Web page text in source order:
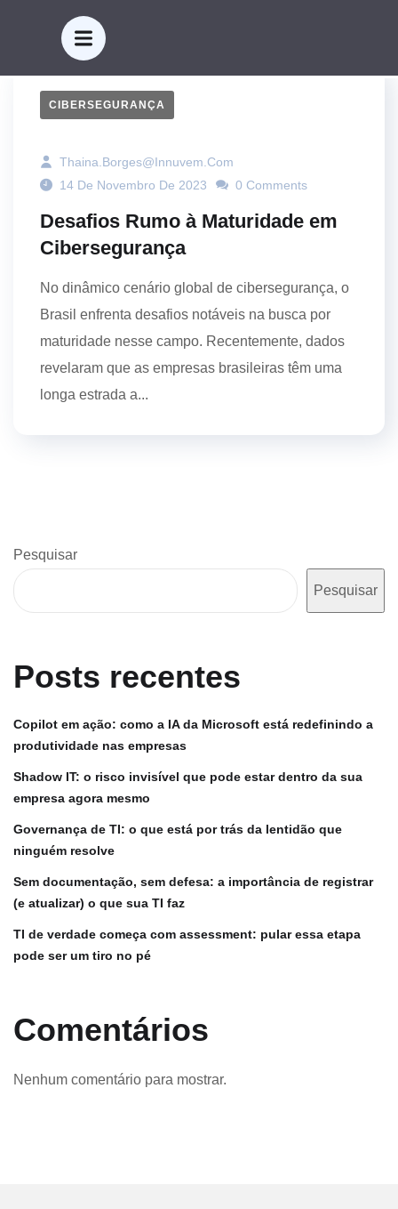
CIBERSEGURANÇA
Thaina.borges@innuvem.com
14 De Novembro De 2023
0 Comments
Desafios Rumo à Maturidade em
Cibersegurança
No dinâmico cenário global de cibersegurança, o
Brasil enfrenta desafios notáveis na busca por
maturidade nesse campo. Recentemente, dados
revelaram que as empresas brasileiras têm uma
longa estrada a...
Pesquisar
Pesquisar
Posts recentes
Copilot em ação: como a IA da Microsoft está redefinindo a
produtividade nas empresas
Shadow IT: o risco invisível que pode estar dentro da sua
empresa agora mesmo
Governança de TI: o que está por trás da lentidão que
ninguém resolve
Sem documentação, sem defesa: a importância de registrar
(e atualizar) o que sua TI faz
TI de verdade começa com assessment: pular essa etapa
pode ser um tiro no pé
Comentários
Nenhum comentário para mostrar.